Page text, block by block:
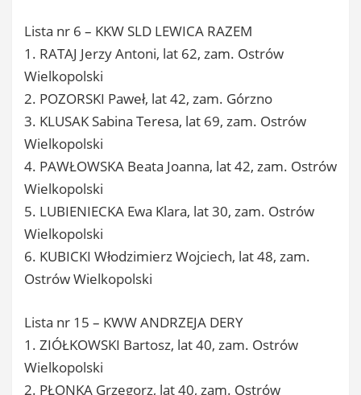
Lista nr 6 – KKW SLD LEWICA RAZEM
1. RATAJ Jerzy Antoni, lat 62, zam. Ostrów
Wielkopolski
2. POZORSKI Paweł, lat 42, zam. Górzno
3. KLUSAK Sabina Teresa, lat 69, zam. Ostrów
Wielkopolski
4. PAWŁOWSKA Beata Joanna, lat 42, zam. Ostrów
Wielkopolski
5. LUBIENIECKA Ewa Klara, lat 30, zam. Ostrów
Wielkopolski
6. KUBICKI Włodzimierz Wojciech, lat 48, zam.
Ostrów Wielkopolski
Lista nr 15 – KWW ANDRZEJA DERY
1. ZIÓŁKOWSKI Bartosz, lat 40, zam. Ostrów
Wielkopolski
2. PŁONKA Grzegorz, lat 40, zam. Ostrów